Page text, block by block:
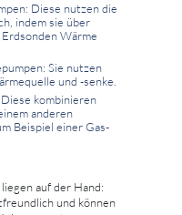
Diese nutzen die
indem sie über
Wärme
Sie nutzen
und -senke.
kombinieren
anderen
Beispiel einer Gas-
auf der Hand:
und können